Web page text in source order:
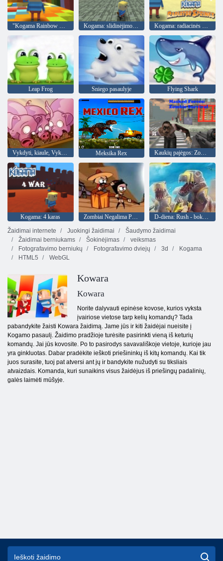
"Kogama Rainbow Parkour" Kogama: slidinėjimo šuoliai Kogama: radiacinės spyruoklės
Leap Frog Sniego pasaulyje Flying Shark
Vykdyti, kiaule, Vykdyti Meksika Rex Kaukių pajėgos: Zombie Survival
Kogama: 4 karas Zombiai Negalima Peršokti
Žaidimai internete
Juokingi žaidimai
Šaudymo žaidimai
Žaidimai berniukams
Šokinėjimas
veiksmas
Fotografavimo berniukų
Fotografavimo dviejų 3d
Kogama
HTML5
WebGL
Kowara
Kowara
Norite dalyvauti epinėse kovose, kurios vyksta
įvairiose vietose tarp kelių komandų? Tada
pabandykite žaisti Kowara žaidimą. Jame jūs ir kiti žaidėjai nueisite į
Kogamo pasaulį. Žaidimo pradžioje turėsite pasirinkti vieną iš keturių
komandų. Jai jūs kovosite. Po to pasirodys savavališkoje vietoje, kurioje jau
yra ginkluotas. Dabar pradėkite ieškoti priešininkų iš kitų komandų. Kai tik
juos surasite, tuoj pat atversi ant jų ir bandykite nužudyti su tiksliais
atvaizdais. Komanda, kuri sunaikins visus žaidėjus iš priešingų padalinių,
galės laimėti mūšyje.